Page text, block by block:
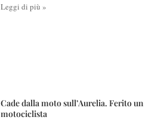
Leggi di più »
Cade dalla moto sull’Aurelia. Ferito un
motociclista